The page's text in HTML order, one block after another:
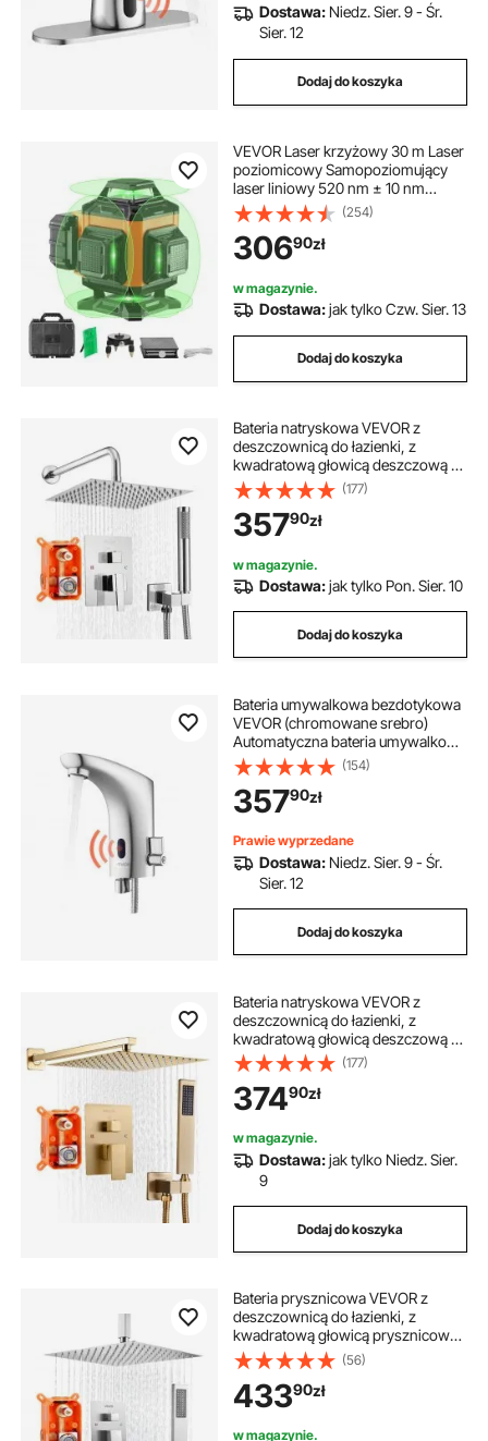
Dostawa: Niedz. Sier. 9 - Śr.
Sier. 12
Dodaj do koszyka
VEVOR Laser krzyżowy 30 m Laser
poziomicowy Samopoziomujący
laser liniowy 520 nm ± 10 nm
Długość fali lasera Laser budowlany
± 0,28 cm przy 10 m Laser
krzyżowy ± 3° Pyłoszczelny i
wodoodporny W zestawie bateria
litowa Kabel typu C
(254)
30690zł
w magazynie.
Dostawa:jak tylko Czw. Sier. 13
Dodaj do koszyka
Bateria natryskowa VEVOR z
deszczownicą do łazienki, z
kwadratową głowicą deszczową o
średnicy 254 mm i słuchawką
prysznicową, ścienna bateria
łazienkowa z zaworem mosiężnym
i zestawem wykończeniowym,
chrom srebrny
(177)
35790zł
w magazynie.
Dostawa:jak tylko Pon. Sier. 10
Dodaj do koszyka
Bateria umywalkowa bezdotykowa
VEVOR (chromowane srebro)
Automatyczna bateria umywalkowa
do łazienki z bezdotykową
regulacją, mieszaczem
jednouchwytowym, zasilana
bateryjnie, bateria z czujnikiem
ruchu, chromowane srebro
(154)
35790zł
Prawie wyprzedane
Dostawa: Niedz. Sier. 9 - Śr.
Sier. 12
Dodaj do koszyka
Bateria natryskowa VEVOR z
deszczownicą do łazienki, z
kwadratową głowicą deszczową o
średnicy 254 mm i słuchawką
prysznicową, bateria łazienkowa
ścienna z zaworem mosiężnym i
zestawem wykończeniowym,
szczotkowane złoto
(177)
37490zł
w magazynie.
Dostawa:jak tylko Niedz. Sier.
9
Dodaj do koszyka
Bateria prysznicowa VEVOR z
deszczownicą do łazienki, z
kwadratową głowicą prysznicową
o średnicy 305 mm i słuchawką
prysznicową, montowana na
suficie bateria łazienkowa z
zaworem mosiężnym i zestawem
wykończeniowym, nikiel
(56)
43390zł
w magazynie.